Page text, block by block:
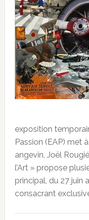
exposition
Passion (EAP) met
angevin, Joël
l’Art » propose
principal, du 27 juin
consacrant